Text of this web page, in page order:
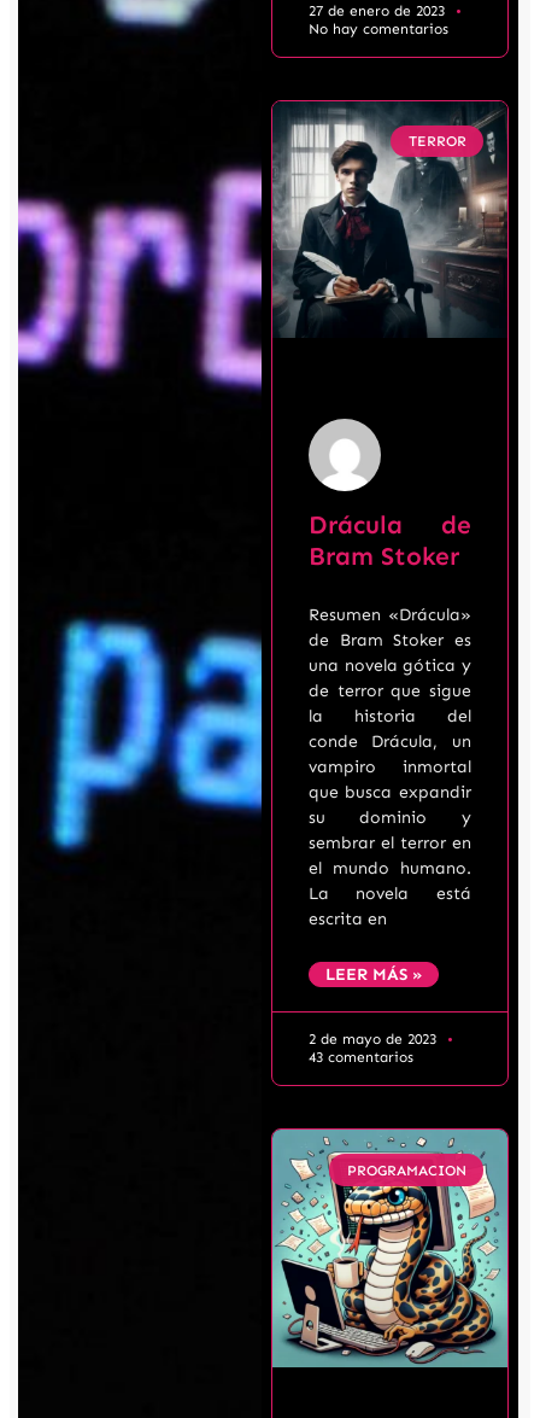
27 de enero de 2023
No hay comentarios
TERROR
Drácula de
Bram Stoker
Resumen «Drácula»
de Bram Stoker es
una novela gótica y
de terror que sigue
la historia del
conde Drácula, un
vampiro inmortal
que busca expandir
su dominio y
sembrar el terror en
el mundo humano.
La novela está
escrita en
LEER MÁS »
2 de mayo de 2023
43 comentarios
PROGRAMACION